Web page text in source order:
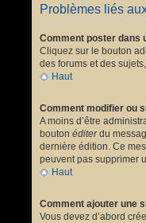
Problèmes liés
Comment poster dans
Cliquez sur le bouton
des forums et des
Haut
Comment modifier ou
A moins d’être
bouton éditerdu
dernière édition. Ce
peuvent pas supprimer
Haut
Comment ajouter une
Vous devez d’abord